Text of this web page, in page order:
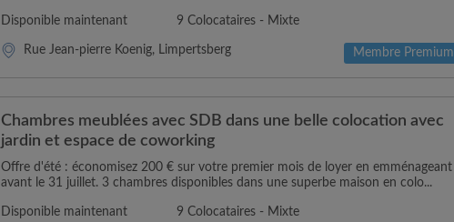
Disponible maintenant 9 Colocataires - Mixte
Rue Jean-pierre Koenig, Limpertsberg Membre Premium
Chambres meublées avec SDB dans une belle colocation avec
jardin et espace de coworking
Offre d'été : économisez 200 € sur votre premier mois de loyer en emménageant
avant le 31 juillet. 3 chambres disponibles dans une superbe maison en colo...
Disponible maintenant 9 Colocataires - Mixte